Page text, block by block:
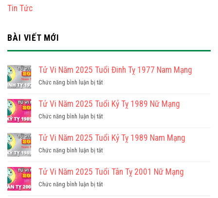
Tin Tức
BÀI VIẾT MỚI
Tử Vi Năm 2025 Tuổi Đinh Tỵ 1977 Nam Mạng
Chức năng bình luận bị tắtở
Vi
Năm
2025
Đinh
Mạng
Tử Vi Năm 2025 Tuổi Kỷ Tỵ 1989 Nữ Mạng
Chức năng bình luận bị tắtở
Vi
Năm
2025
Kỷ
Tử Vi Năm 2025 Tuổi Kỷ Tỵ 1989 Nam Mạng
Chức năng bình luận bị tắtở
Vi
Năm
2025
Tử Vi Năm 2025 Tuổi Tân Tỵ 2001 Nữ Mạng
Chức năng bình luận bị tắtở